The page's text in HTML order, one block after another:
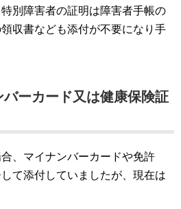
別障害者の証明は障害者手帳の
収書なども添付が不要になり手
ーカード又は健康保険証
、マイナンバーカードや免許
て添付していましたが、現在は